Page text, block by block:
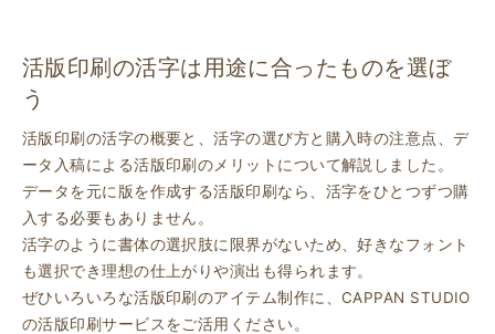
活版印刷の活字は用途に合ったものを選ぼ
う
活版印刷の活字の概要と、活字の選び方と購入時の注意点、デ
ータ入稿による活版印刷のメリットについて解説しました。
データを元に版を作成する活版印刷なら、活字をひとつずつ購
入する必要もありません。
活字のように書体の選択肢に限界がないため、好きなフォント
も選択でき理想の仕上がりや演出も得られます。
ぜひいろいろな活版印刷のアイテム制作に、CAPPAN STUDIO
の活版印刷サービスをご活用ください。